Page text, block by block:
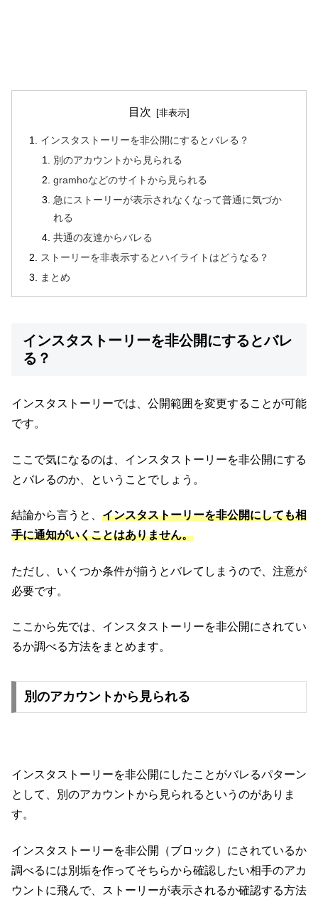
目次
インスタストーリーを非公開にするとバレる？
別のアカウントから見られる
gramhoなどのサイトから見られる
急にストーリーが表示されなくなって普通に気づか
れる
共通の友達からバレる
ストーリーを非表示するとハイライトはどうなる？
まとめ
インスタストーリーを非公開にするとバレ
る？
インスタストーリーでは、公開範囲を変更することが可能
です。
ここで気になるのは、インスタストーリーを非公開にする
とバレるのか、ということでしょう。
結論から言うと、 インスタストーリーを非公開にしても相
手に通知がいくことはありません。
ただし、いくつか条件が揃うとバレてしまうので、注意が
必要です。
ここから先では、インスタストーリーを非公開にされてい
るか調べる方法をまとめます。
別のアカウントから見られる
インスタストーリーを非公開にしたことがバレるパターン
として、別のアカウントから見られるというのがありま
す。
インスタストーリーを非公開（ブロック）にされているか
調べるには別垢を作ってそちらから確認したい相手のアカ
ウントに飛んで、ストーリーが表示されるか確認する方法